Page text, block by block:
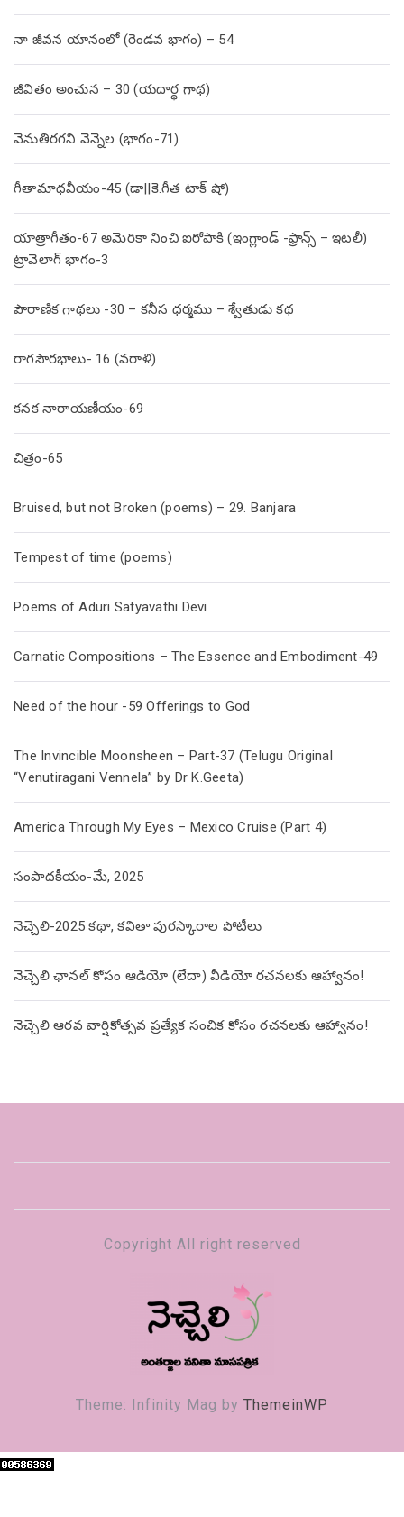
నా జీవన యానంలో (రెండవ భాగం) – 54
జీవితం అంచున – 30 (యదార్థ గాథ)
వెనుతిరగని వెన్నెల (భాగం-71)
గీతామాధవీయం-45 (డా||కె.గీత టాక్ షో)
యాత్రాగీతం-67 అమెరికా నించి ఐరోపాకి (ఇంగ్లాండ్ -ఫ్రాన్స్ – ఇటలీ)
ట్రావెలాగ్ భాగం-3
పౌరాణిక గాథలు -30 – కనీస ధర్మము – శ్వేతుడు కథ
రాగసౌరభాలు- 16 (వరాళి)
కనక నారాయణీయం-69
చిత్రం-65
Bruised, but not Broken (poems) – 29. Banjara
Tempest of time (poems)
Poems of Aduri Satyavathi Devi
Carnatic Compositions – The Essence and Embodiment-49
Need of the hour -59 Offerings to God
The Invincible Moonsheen – Part-37 (Telugu Original
“Venutiragani Vennela” by Dr K.Geeta)
America Through My Eyes – Mexico Cruise (Part 4)
సంపాదకీయం-మే, 2025
నెచ్చెలి-2025 కథా, కవితా పురస్కారాల పోటీలు
నెచ్చెలి ఛానల్ కోసం ఆడియో (లేదా) వీడియో రచనలకు ఆహ్వానం!
నెచ్చెలి ఆరవ వార్షికోత్సవ ప్రత్యేక సంచిక కోసం రచనలకు ఆహ్వానం!
Copyright All right reserved
Theme: Infinity Mag by ThemeinWP